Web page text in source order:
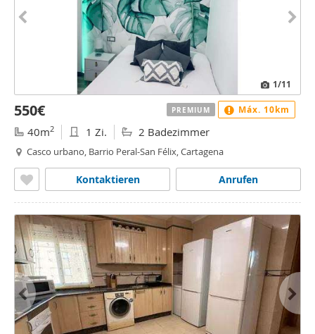
1/11
550€
40m2 1 Zi. 2 Badezimmer
Casco urbano, Barrio Peral-San Félix, Cartagena
Anrufen
Kontaktieren
PREMIUM Máx. 10km